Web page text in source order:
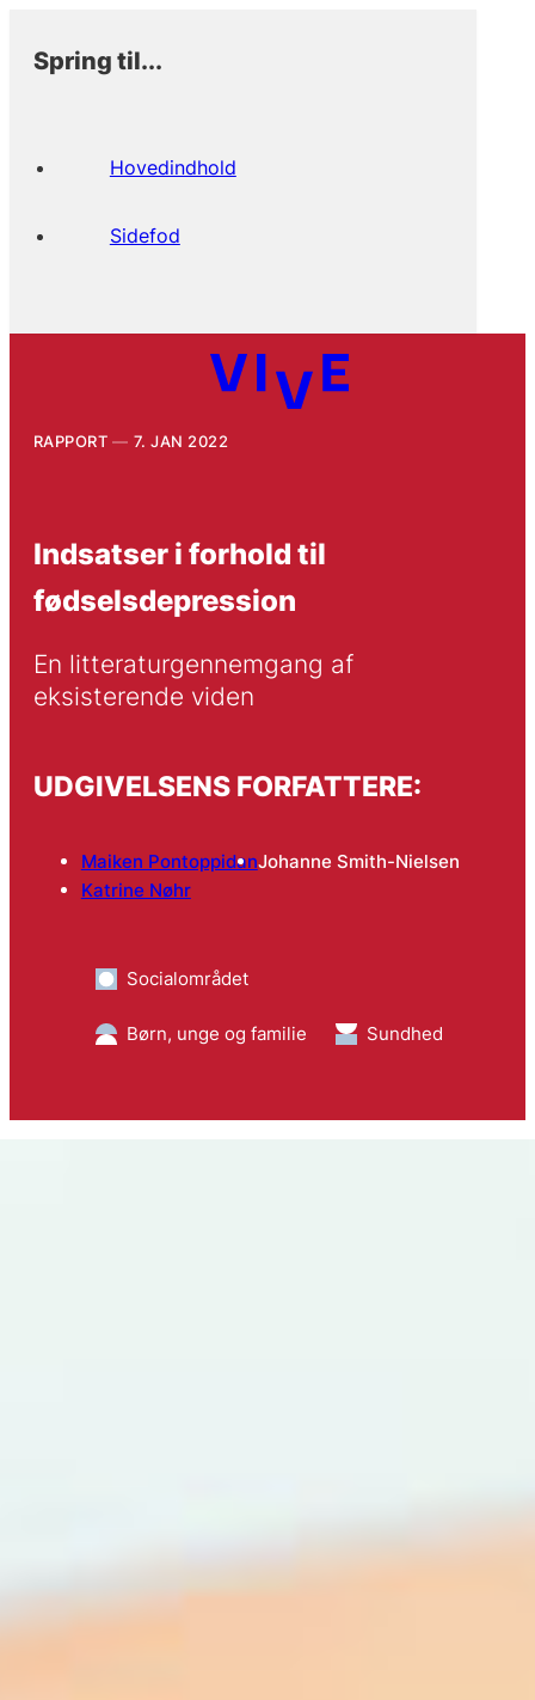
Spring til...
Hovedindhold
Sidefod
RAPPORT 7. JAN 2022
Indsatser i forhold til
fødselsdepression
En litteraturgennemgang af
eksisterende viden
UDGIVELSENS FORFATTERE:
Maiken PontoppidanJohanne Smith-Nielsen
Katrine Nøhr
Socialområdet
Børn, unge og familie Sundhed